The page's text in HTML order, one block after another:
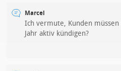
Marcel
Ich vermute, Kunden müssen
Jahr aktiv kündigen?